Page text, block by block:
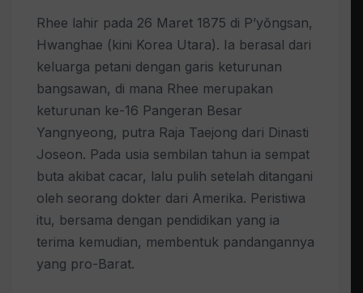
Rhee lahir pada 26 Maret 1875 di P’yŏngsan,
Hwanghae (kini Korea Utara). Ia berasal dari
keluarga petani dengan garis keturunan
bangsawan, di mana Rhee merupakan
keturunan ke-16 Pangeran Besar
Yangnyeong, putra Raja Taejong dari Dinasti
Joseon. Pada usia sembilan tahun ia sempat
buta akibat cacar, lalu pulih setelah ditangani
oleh seorang dokter dari Amerika. Peristiwa
itu, bersama dengan pendidikan yang ia
terima kemudian, membentuk pandangannya
yang pro-Barat.